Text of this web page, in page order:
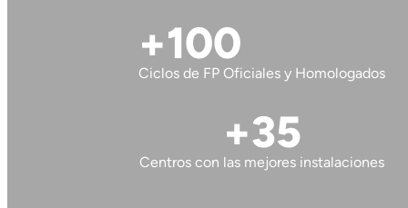
+100
Ciclos de FP Oficiales y Homologados
+35
Centros con las mejores instalaciones